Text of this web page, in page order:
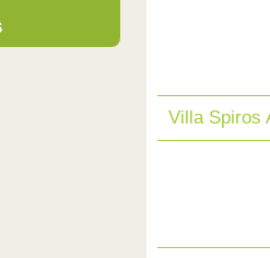
Villa Spiros